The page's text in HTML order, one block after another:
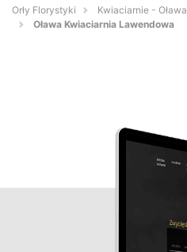
Orły Florystyki
Kwiaciarnie - Oława
Oława Kwiaciarnia Lawendowa